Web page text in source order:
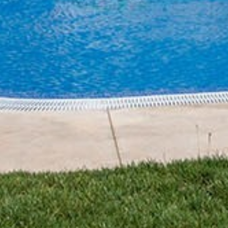
Inicio
Sobre